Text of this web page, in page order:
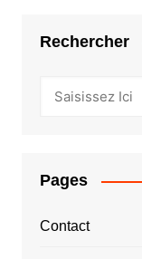
Rechercher
Pages
Contact